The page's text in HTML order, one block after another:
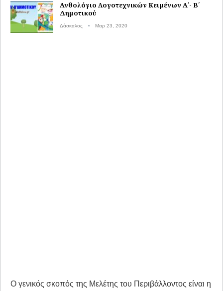
Ανθολόγιο Λογοτεχνικών Κειμένων Α΄- Β΄
Δημοτικού
Δάσκαλος Μαρ 23, 2020
Ο γενικός σκοπός της Μελέτης του Περιβάλλοντος είναι η